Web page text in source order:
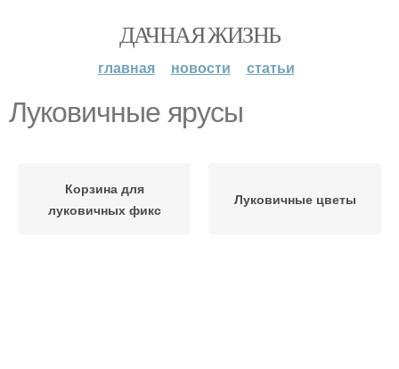
ДАЧНАЯ ЖИЗНЬ
главная новости статьи
Луковичные ярусы
Корзина для
луковичных фикс
Луковичные цветы